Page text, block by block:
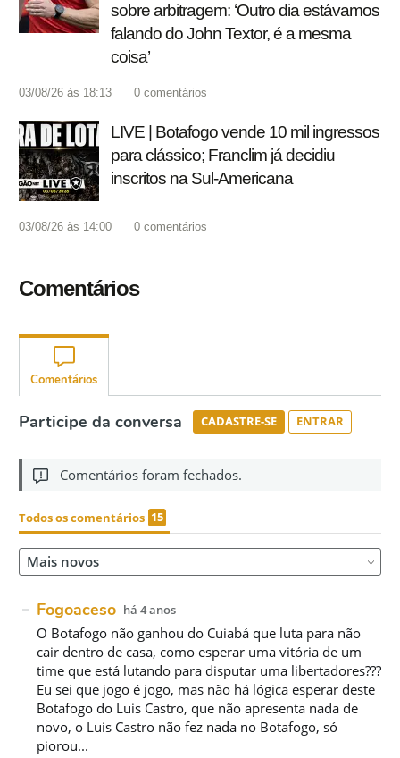
sobre arbitragem: ‘Outro dia estávamos
falando do John Textor, é a mesma
coisa’
03/08/26 às 18:13 0 comentários
LIVE | Botafogo vende 10 mil ingressos
para clássico; Franclim já decidiu
inscritos na Sul-Americana
03/08/26 às 14:00 0 comentários
Comentários